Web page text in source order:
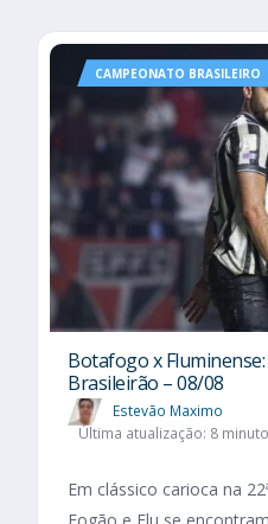
CAMPEONATO BRASILEIRO
Botafogo x
Brasileirão – 08/08
Estevão Maximo
Última atualização: 8
Em clássico carioca na